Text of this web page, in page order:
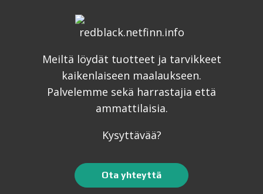
Meiltä löydät tuotteet ja tarvikkeet
kaikenlaiseen maalaukseen.
Palvelemme sekä harrastajia että
ammattilaisia.
Kysyttävää?
Ota yhteyttä